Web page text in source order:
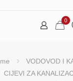
0
VODOVOD I
CIJEVI ZA